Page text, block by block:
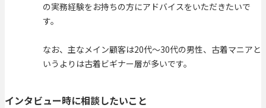
の実務経験をお持ちの方にアドバイスをいただきたいで
す。
なお、主なメイン顧客は20代～30代の男性、古着マニアと
いうよりは古着ビギナー層が多いです。
インタビュー時に相談したいこと